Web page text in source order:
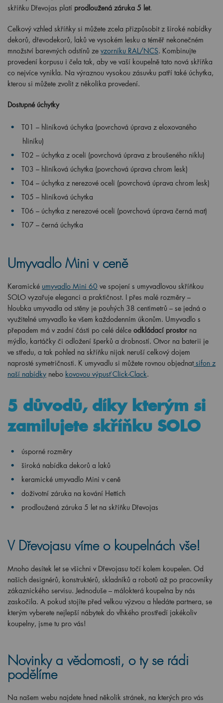
skříňku Dřevojas platí prodloužená záruka 5 let.
Celkový vzhled skříňky si můžete zcela přizpůsobit z široké nabídky
dekorů, dřevodekorů, laků ve vysokém lesku a téměř nekonečném
množství barevných odstínů ze vzorníku RAL/NCS. Kombinujte
provedení korpusu i čela tak, aby ve vaší koupelně tato nová skříňka
co nejvíce vynikla. Na výraznou vysokou zásuvku patří také úchytka,
kterou si můžete zvolit z několika provedení.
Dostupné úchytky
T01 – hliníková úchytka (povrchová úprava z eloxovaného
hliníku)
T02 – úchytka z oceli (povrchová úprava z broušeného niklu)
T03 – hliníková úchytka (povrchová úprava chrom lesk)
T04 – úchytka z nerezové oceli (povrchová úprava chrom lesk)
T05 – hliníková úchytka
T06 – úchytka z nerezové oceli (povrchová úprava černá mat)
T07 – černá úchytka
Umyvadlo Mini v ceně
Keramické umyvadlo Mini 60 ve spojení s umyvadlovou skříňkou
SOLO vyzařuje eleganci a praktičnost. I přes malé rozměry –
hloubka umyvadla od stěny je pouhých 38 centimetrů – se jedná o
využitelné umyvadlo ke všem každodenním úkonům. Umyvadlo s
přepadem má v zadní části po celé délce odkládací prostor na
mýdlo, kartáčky či odložení šperků a drobností. Otvor na baterii je
ve středu, a tak pohled na skříňku nijak neruší celkový dojem
naprosté symetričnosti. K umyvadlu si můžete rovnou objednat sifon z
naší nabídky nebo kovovou výpusť Click-Clack.
5 důvodů, díky kterým si
zamilujete skříňku SOLO
úsporné rozměry
široká nabídka dekorů a laků
keramické umyvadlo Mini v ceně
doživotní záruka na kování Hettich
prodloužená záruka 5 let na skříňku Dřevojas
V Dřevojasu víme o koupelnách vše!
Mnoho desítek let se všichni v Dřevojasu točí kolem koupelen. Od
našich designérů, konstruktérů, skladníků a robotů až po pracovníky
zákaznického servisu. Jednoduše – málokterá koupelna by nás
zaskočila. A pokud stojíte před velkou výzvou a hledáte partnera, se
kterým vyberete nejlepší nábytek do vlhkého prostředí jakékoliv
koupelny, jsme tu pro vás!
Novinky a vědomosti, o ty se rádi
podělíme
Na našem webu najdete hned několik stránek, na kterých pro vás